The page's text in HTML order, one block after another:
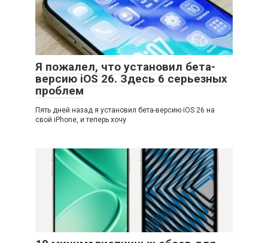
Я пожалел, что установил бета-
версию iOS 26. Здесь 6 серьезных
проблем
Пять дней назад я установил бета-версию iOS 26 на
свой iPhone, и теперь хочу